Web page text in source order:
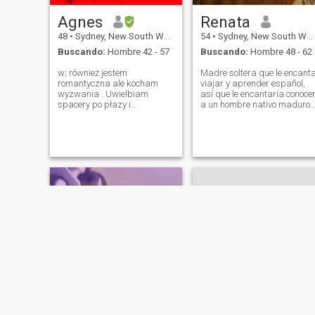
Agnes
48 • Sydney, New South Wales, Australia
Buscando: Hombre 42 - 57
w; również jestem
romantyczna ale kocham
wyzwania . Uwielbiam
spacery po płazy i
uśmiechać . Kocham
zwiedzać Świat . Nie
szukam randki tylko kochać
kto potrafi być i kogoś
Renata
54 • Sydney, New South Wales, Australia
Buscando: Hombre 48 - 62
Madre soltera que le encanta
viajar y aprender español,
así que le encantaría conocer
a un hombre nativo maduro
viajar y aprender español,
por lo que le encantaría
hispanohablante maduro